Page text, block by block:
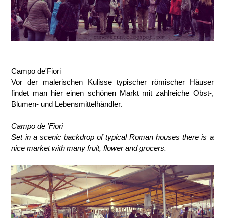
Campo de'Fiori
Vor der malerischen Kulisse typischer römischer Häuser
findet man hier einen schönen Markt mit zahlreiche Obst-,
Blumen- und Lebensmittelhändler.
Campo de 'Fiori
Set in a scenic backdrop of typical Roman houses there is a
nice market with many fruit, flower and grocers.